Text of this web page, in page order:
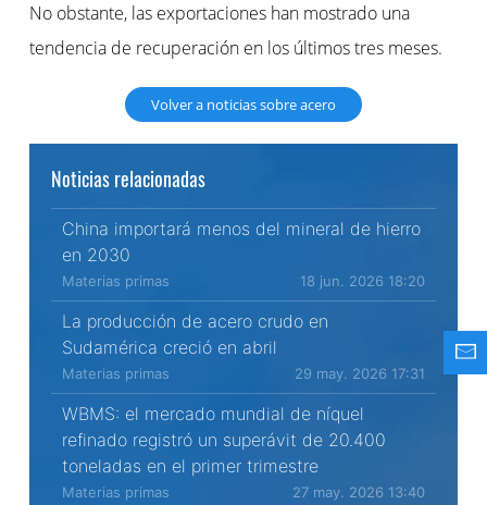
No obstante, las exportaciones han mostrado una
tendencia de recuperación en los últimos tres meses.
Volver a noticias sobre acero
Noticias relacionadas
China importará menos del mineral de hierro
en 2030
Materias primas 18 jun. 2026 18:20
La producción de acero crudo en
Sudamérica creció en abril
Materias primas 29 may. 2026 17:31
WBMS: el mercado mundial de níquel
refinado registró un superávit de 20.400
toneladas en el primer trimestre
Materias primas 27 may. 2026 13:40